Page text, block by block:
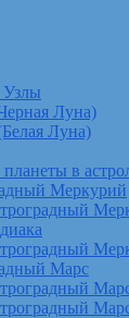
Луна)
Луна)
планеты в
Меркурий
Марс